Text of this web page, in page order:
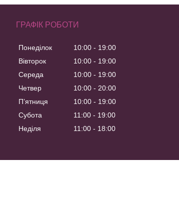
ГРАФІК РОБОТИ
Понеділок 10:00
19:00
Вівторок
10:00
19:00
Середа
10:00
19:00
Четвер
10:00
20:00
Пʼятниця
10:00
19:00
Субота
11:00
19:00
Неділя
11:00 18:00